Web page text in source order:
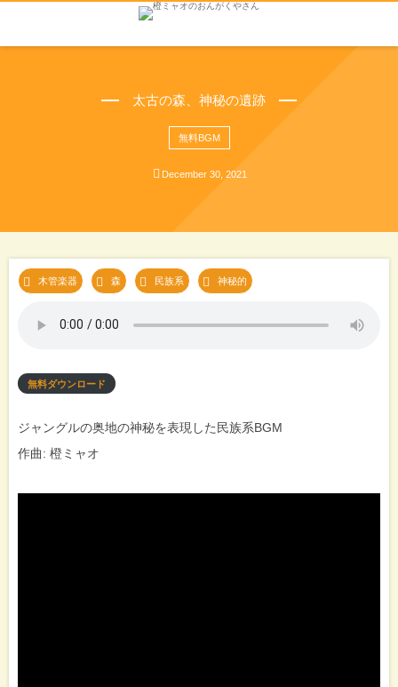
太古の森、神秘の遺跡
無料BGM
December 30 ,2021
木管楽器 森 民族系 神秘的
無料ダウンロード
ジャングルの奥地の神秘を表現した民族系BGM
作曲: 橙ミャオ